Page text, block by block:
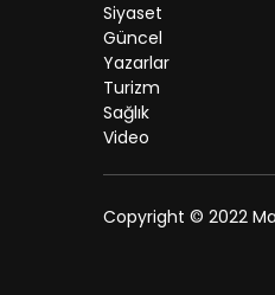
Siyaset
Güncel
Yazarlar
Turizm
Sağlık
Video
Copyright © 2022